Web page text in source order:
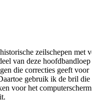
zeilschepen met
van deze hoofdbandloep
die correcties geeft voor
gebruik ik de bril die
voor het